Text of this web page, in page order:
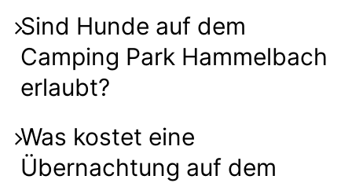
Sind Hunde auf dem
Camping Park Hammelbach
erlaubt?
Was kostet eine
Übernachtung auf dem